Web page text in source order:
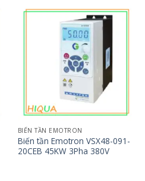
BIẾN TẦN EMOTRON
Biến tần Emotron VSX48-091-
20CEB 45KW 3Pha 380V